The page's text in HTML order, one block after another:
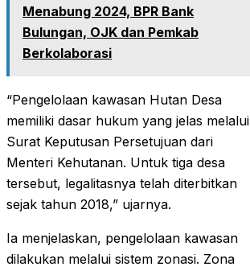
Menabung 2024, BPR Bank
Bulungan, OJK dan Pemkab
Berkolaborasi
“Pengelolaan kawasan Hutan Desa
memiliki dasar hukum yang jelas melalui
Surat Keputusan Persetujuan dari
Menteri Kehutanan. Untuk tiga desa
tersebut, legalitasnya telah diterbitkan
sejak tahun 2018,” ujarnya.
Ia menjelaskan, pengelolaan kawasan
dilakukan melalui sistem zonasi. Zona